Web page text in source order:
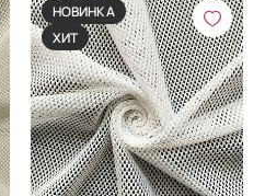
НОВИНКА
ХИТ